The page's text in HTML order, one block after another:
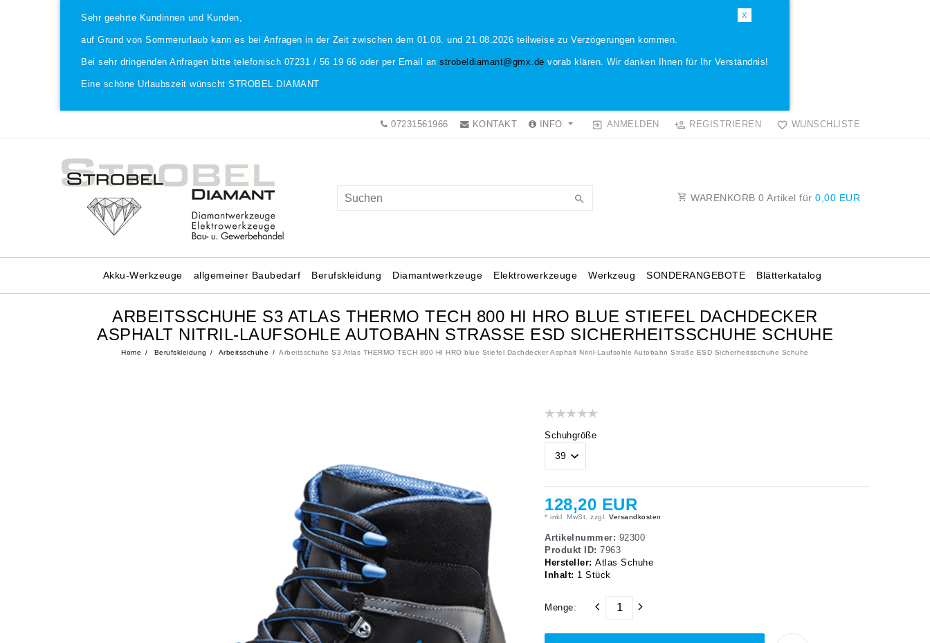
X
Sehr geehrte Kundinnen und Kunden,
auf Grund von Sommerurlaub kann es bei Anfragen in der Zeit zwischen dem 01.08. und 21.08.2026 teilweise zu Verzögerungen kommen.
Bei sehr dringenden Anfragen bitte telefonisch 07231 / 56 19 66 oder per Email an strobeldiamant@gmx.de vorab klären. Wir danken Ihnen für Ihr Verständnis!
Eine schöne Urlaubszeit wünscht STROBEL DIAMANT
07231561966 KONTAKT INFO ANMELDEN REGISTRIEREN WUNSCHLISTE
WARENKORB 0 Artikel für 0,00 EUR
Akku-Werkzeuge allgemeiner Baubedarf Berufskleidung Diamantwerkzeuge Elektrowerkzeuge Werkzeug Blätterkatalog
SONDERANGEBOTE
ARBEITSSCHUHE S3 ATLAS THERMO TECH 800 HI HRO BLUE STIEFEL DACHDECKER
ASPHALT NITRIL-LAUFSOHLE AUTOBAHN STRASSE ESD SICHERHEITSSCHUHE SCHUHE
Home Berufskleidung Arbeitsschuhe Arbeitsschuhe S3 Atlas THERMO TECH 800 HI HRO blue Stiefel Dachdecker Asphalt Nitril-Laufsohle Autobahn Straße ESD Sicherheitsschuhe Schuhe
Schuhgröße
128,20 EUR
* inkl. MwSt. zzgl. Versandkosten
Artikelnummer: 92300
Produkt ID: 7963
Hersteller: Atlas Schuhe
Inhalt: 1 Stück
Menge: